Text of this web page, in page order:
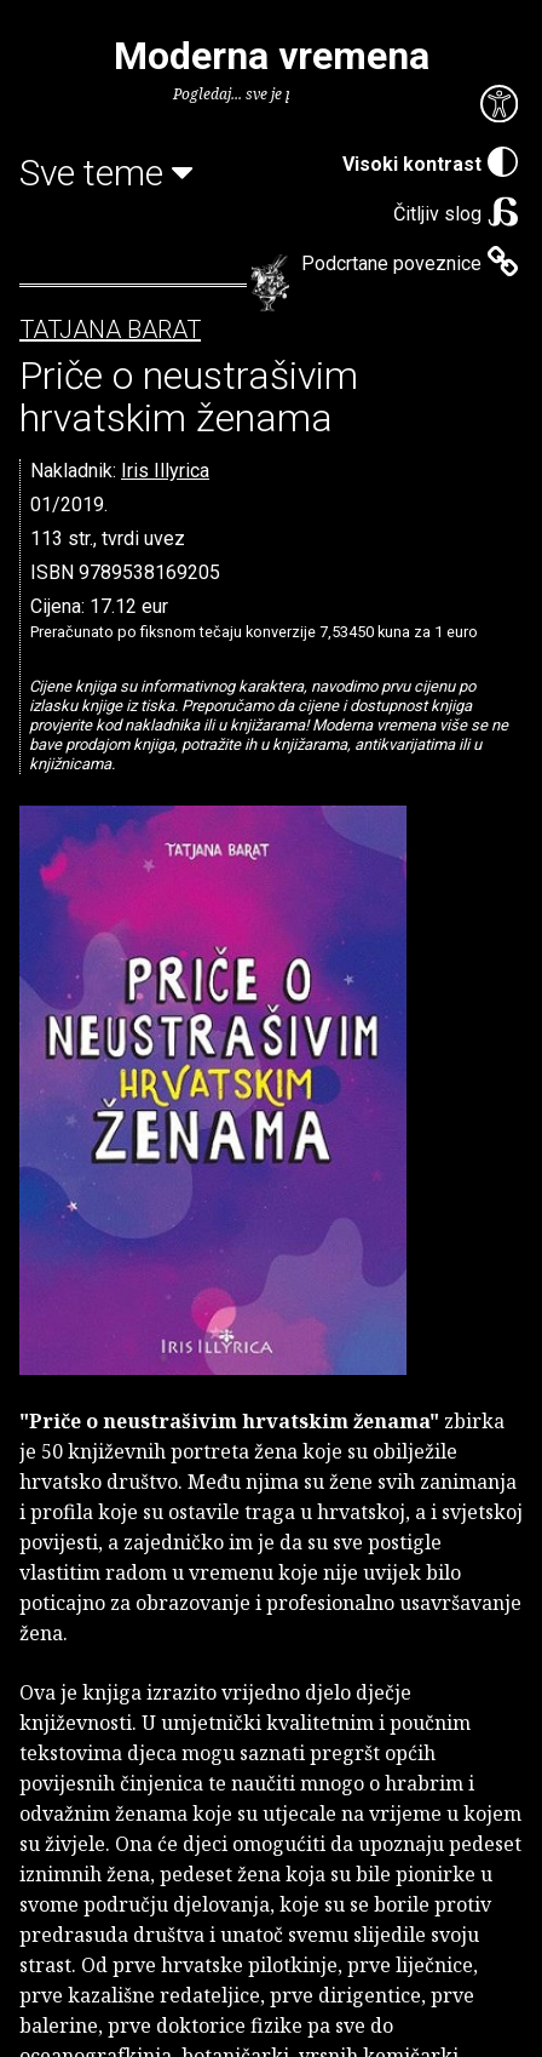
Visoki kontrast
Čitljiv slog
Podcrtane poveznice
Moderna vremena
Pogledaj... sve je puno knjiga.
Sve teme
TATJANA BARAT
Priče o neustrašivim
hrvatskim ženama
Nakladnik: Iris Illyrica
01/2019.
113 str., tvrdi uvez
ISBN 9789538169205
Cijena: 17.12 eur
Preračunato po fiksnom tečaju konverzije 7,53450 kuna za 1 euro
Cijene knjiga su informativnog karaktera, navodimo prvu cijenu po
izlasku knjige iz tiska. Preporučamo da cijene i dostupnost knjiga
provjerite kod nakladnika ili u knjižarama! Moderna vremena više se ne
bave prodajom knjiga, potražite ih u knjižarama, antikvarijatima ili u
knjižnicama.
"Priče o neustrašivim hrvatskim ženama" zbirka
je 50 književnih portreta žena koje su obilježile
hrvatsko društvo. Među njima su žene svih zanimanja
i profila koje su ostavile traga u hrvatskoj, a i svjetskoj
povijesti, a zajedničko im je da su sve postigle
vlastitim radom u vremenu koje nije uvijek bilo
poticajno za obrazovanje i profesionalno usavršavanje
žena.
Ova je knjiga izrazito vrijedno djelo dječje
književnosti. U umjetnički kvalitetnim i poučnim
tekstovima djeca mogu saznati pregršt općih
povijesnih činjenica te naučiti mnogo o hrabrim i
odvažnim ženama koje su utjecale na vrijeme u kojem
su živjele. Ona će djeci omogućiti da upoznaju pedeset
iznimnih žena, pedeset žena koja su bile pionirke u
svome području djelovanja, koje su se borile protiv
predrasuda društva i unatoč svemu slijedile svoju
strast. Od prve hrvatske pilotkinje, prve liječnice,
prve kazališne redateljice, prve dirigentice, prve
balerine, prve doktorice fizike pa sve do